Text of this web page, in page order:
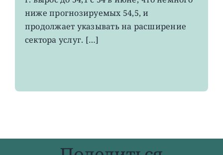
США
ниже прогнозируемых 54,5, и
продолжает указывать на расширение
сектора услуг. […]